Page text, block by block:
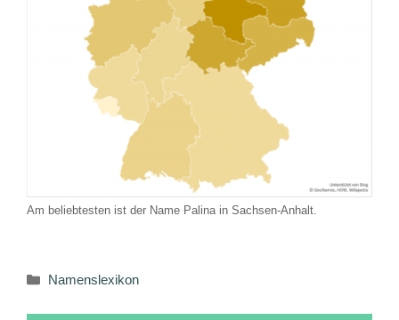
Am beliebtesten ist der Name Palina in Sachsen-Anhalt.
Kategorien
Namenslexikon